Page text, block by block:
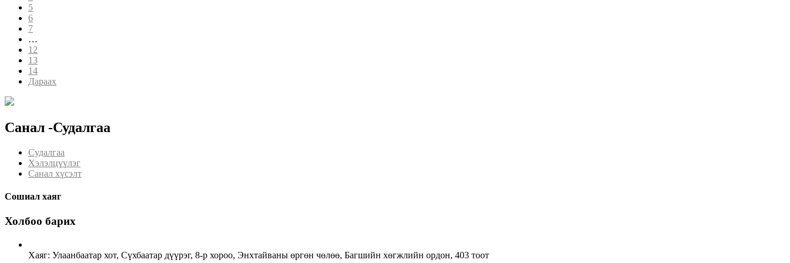
5
6
7
…
12
13
14
Дараах
Санал -Судалгаа
Судалгаа
Хэлэлцүүлэг
Санал хүсэлт
Сошиал хаяг
Холбоо барих
Хаяг: Улаанбаатар хот, Сүхбаатар дүүрэг, 8-р хороо, Энхтайваны өргөн чөлөө, Багшийн хөгжлийн ордон, 403 тоот